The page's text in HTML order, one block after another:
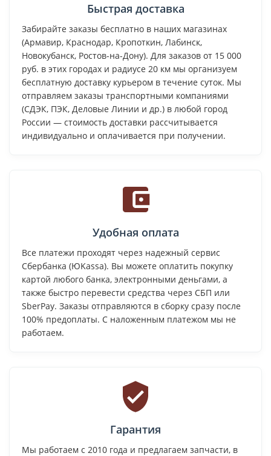
Быстрая доставка
Забирайте заказы бесплатно в наших магазинах
(Армавир, Краснодар, Кропоткин, Лабинск,
Новокубанск, Ростов-на-Дону). Для заказов от 15 000
руб. в этих городах и радиусе 20 км мы организуем
бесплатную доставку курьером в течение суток. Мы
отправляем заказы транспортными компаниями
(СДЭК, ПЭК, Деловые Линии и др.) в любой город
России — стоимость доставки рассчитывается
индивидуально и оплачивается при получении.
Удобная оплата
Все платежи проходят через надежный сервис
Сбербанка (ЮKassa). Вы можете оплатить покупку
картой любого банка, электронными деньгами, а
также быстро перевести средства через СБП или
SberPay. Заказы отправляются в сборку сразу после
100% предоплаты. С наложенным платежом мы не
работаем.
Гарантия
Мы работаем с 2010 года и предлагаем запчасти, в